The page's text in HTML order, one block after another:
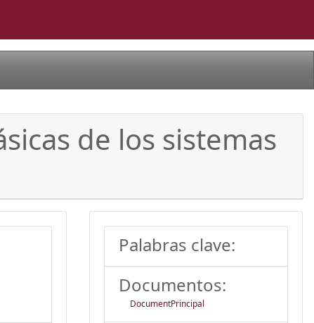
de los sistemas
Palabras clave:
Documentos:
DocumentPrincipal